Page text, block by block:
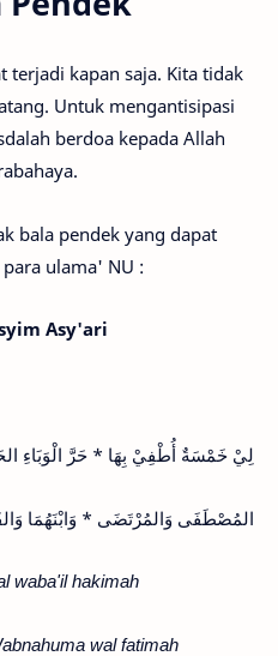
terjadi kapan saja. Kita tidak
Untuk mengantisipasi
berdoa kepada Allah
bala pendek yang dapat
ulama' NU :
Asy'ari
لِيْ خَمْسَةٌ أُطْفِيْ بِهَا * حَرَّ الْوَبَاءِ
المُصْطَفَى وَالمُرْتَضَى * وَابْنَهُمَا
waba'il hakimah
wal fatimah